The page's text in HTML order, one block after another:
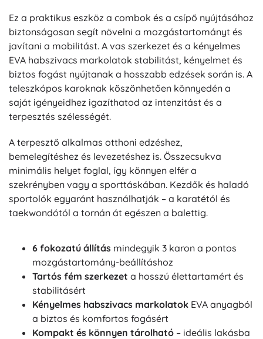
Ez a praktikus eszköz a combok és a csípő nyújtásához
biztonságosan segít növelni a mozgástartományt és
javítani a mobilitást. A vas szerkezet és a kényelmes
EVA habszivacs markolatok stabilitást, kényelmet és
biztos fogást nyújtanak a hosszabb edzések során is. A
teleszkópos karoknak köszönhetően könnyedén a
saját igényeidhez igazíthatod az intenzitást és a
terpesztés szélességét.
A terpesztő alkalmas otthoni edzéshez,
bemelegítéshez és levezetéshez is. Összecsukva
minimális helyet foglal, így könnyen elfér a
szekrényben vagy a sporttáskában. Kezdők és haladó
sportolók egyaránt használhatják – a karatétól és
taekwondótól a tornán át egészen a balettig.
6 fokozatú állítás mindegyik 3 karon a pontos
mozgástartomány-beállításhoz
Tartós fém szerkezet a hosszú élettartamért és
stabilitásért
Kényelmes habszivacs markolatok EVA anyagból
a biztos és komfortos fogásért
Kompakt és könnyen tárolható – ideális lakásba